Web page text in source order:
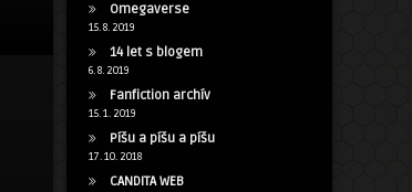
Omegaverse
15. 8. 2019
14 let s blogem
6. 8. 2019
Fanfiction archív
15. 1. 2019
Píšu a píšu a píšu
17. 10. 2018
CANDITA WEB